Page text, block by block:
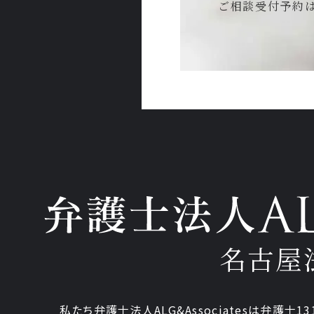
ご相談受付予約
名古屋
私たち弁護士法人ALG&Associatesは弁護士